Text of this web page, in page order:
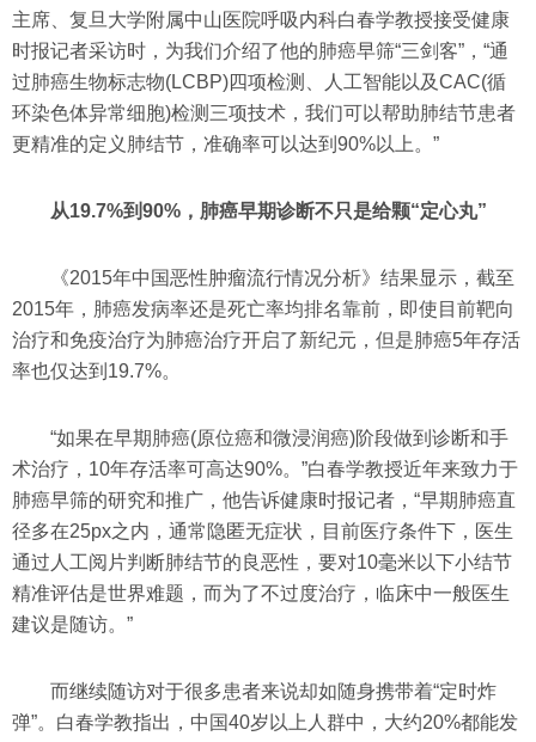
主席、复旦大学附属中山医院呼吸内科白春学教授接受健康
时报记者采访时，为我们介绍了他的肺癌早筛“三剑客”，“通
过肺癌生物标志物(LCBP)四项检测、人工智能以及CAC(循
环染色体异常细胞)检测三项技术，我们可以帮助肺结节患者
更精准的定义肺结节，准确率可以达到90%以上。”
从19.7%到90%，肺癌早期诊断不只是给颗“定心丸”
《2015年中国恶性肿瘤流行情况分析》结果显示，截至
2015年，肺癌发病率还是死亡率均排名靠前，即使目前靶向
治疗和免疫治疗为肺癌治疗开启了新纪元，但是肺癌5年存活
率也仅达到19.7%。
“如果在早期肺癌(原位癌和微浸润癌)阶段做到诊断和手
术治疗，10年存活率可高达90%。”白春学教授近年来致力于
肺癌早筛的研究和推广，他告诉健康时报记者，“早期肺癌直
径多在25px之内，通常隐匿无症状，目前医疗条件下，医生
通过人工阅片判断肺结节的良恶性，要对10毫米以下小结节
精准评估是世界难题，而为了不过度治疗，临床中一般医生
建议是随访。”
而继续随访对于很多患者来说却如随身携带着“定时炸
弹”。白春学教指出，中国40岁以上人群中，大约20%都能发